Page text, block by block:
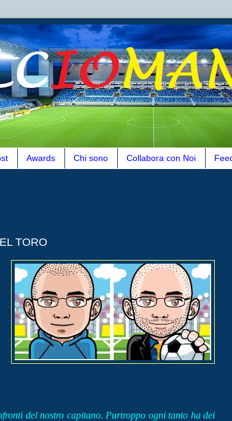
Awards Chi sono Collabora con Noi
TORO
del nostro capitano. Purtroppo ogni tanto ha dei